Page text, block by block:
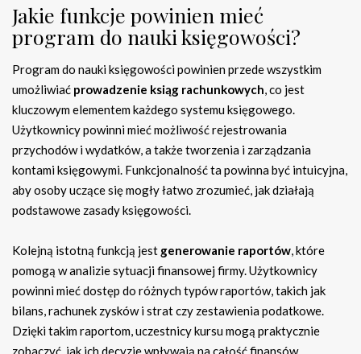
Jakie funkcje powinien mieć
program do nauki księgowości?
Program do nauki księgowości powinien przede wszystkim
umożliwiać prowadzenie ksiąg rachunkowych, co jest
kluczowym elementem każdego systemu księgowego.
Użytkownicy powinni mieć możliwość rejestrowania
przychodów i wydatków, a także tworzenia i zarządzania
kontami księgowymi. Funkcjonalność ta powinna być intuicyjna,
aby osoby uczące się mogły łatwo zrozumieć, jak działają
podstawowe zasady księgowości.
Kolejną istotną funkcją jest generowanie raportów, które
pomogą w analizie sytuacji finansowej firmy. Użytkownicy
powinni mieć dostęp do różnych typów raportów, takich jak
bilans, rachunek zysków i strat czy zestawienia podatkowe.
Dzięki takim raportom, uczestnicy kursu mogą praktycznie
zobaczyć, jak ich decyzje wpływają na całość finansów.